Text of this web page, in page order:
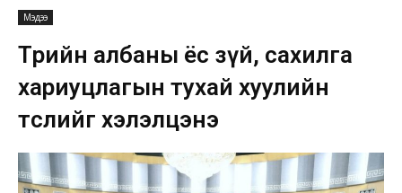
Мэдээ
Төрийн албаны ёс зүй, сахилга
хариуцлагын тухай хуулийн
төслийг хэлэлцэнэ